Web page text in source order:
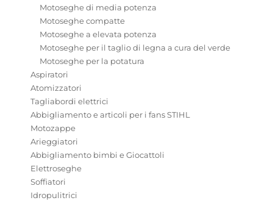
Motoseghe di media potenza
Motoseghe compatte
Motoseghe a elevata potenza
Motoseghe per il taglio di legna a cura del verde
Motoseghe per la potatura
Aspiratori
Atomizzatori
Tagliabordi elettrici
Abbigliamento e articoli per i fans STIHL
Motozappe
Arieggiatori
Abbigliamento bimbi e Giocattoli
Elettroseghe
Soffiatori
Idropulitrici